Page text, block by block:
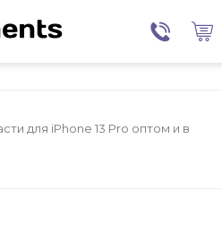
для iPhone 13 Pro оптом и в